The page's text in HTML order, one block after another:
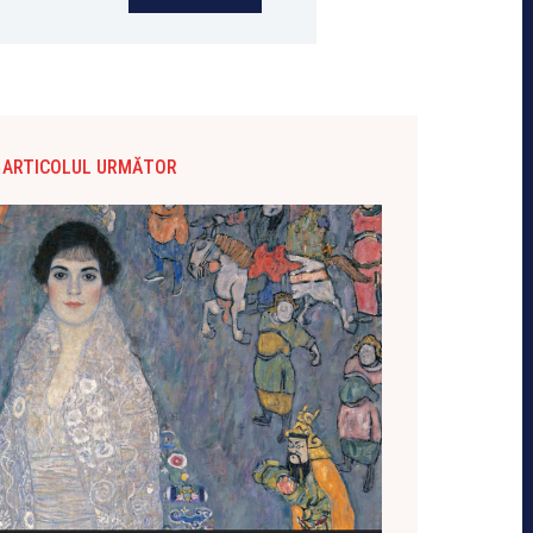
ARTICOLUL URMĂTOR